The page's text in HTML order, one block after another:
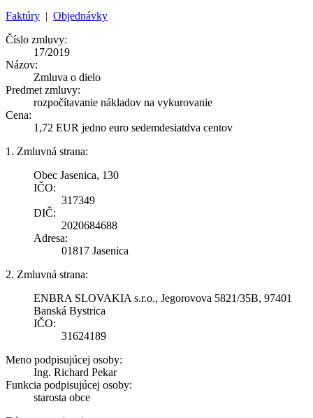
Faktúry | Objednávky
Číslo zmluvy:
17/2019
Názov:
Zmluva o dielo
Predmet zmluvy:
rozpočítavanie nákladov na vykurovanie
Cena:
1,72 EUR jedno euro sedemdesiatdva centov
1. Zmluvná strana:
Obec Jasenica, 130
IČO:
317349
DIČ:
2020684688
Adresa:
01817 Jasenica
2. Zmluvná strana:
ENBRA SLOVAKIA s.r.o., Jegorovova 5821/35B, 97401
Banská Bystrica
IČO:
31624189
Meno podpisujúcej osoby:
Ing. Richard Pekar
Funkcia podpisujúcej osoby:
starosta obce